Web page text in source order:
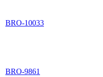
BRO-10033
BRO-9861